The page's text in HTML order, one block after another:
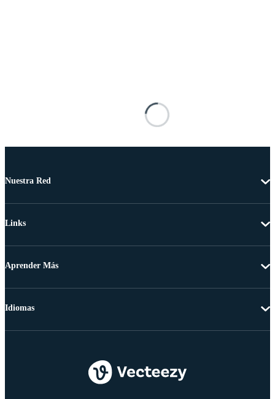
Nuestra Red
Links
Aprender Más
Idiomas